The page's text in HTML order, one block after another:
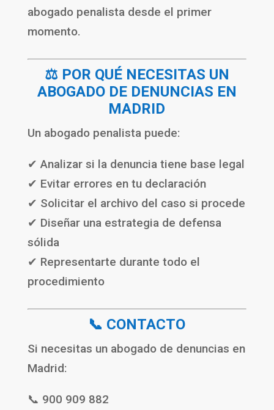
abogado penalista desde el primer
momento.
⚖️ POR QUÉ NECESITAS UN
ABOGADO DE DENUNCIAS EN
MADRID
Un abogado penalista puede:
✔ Analizar si la denuncia tiene base legal
✔ Evitar errores en tu declaración
✔ Solicitar el archivo del caso si procede
✔ Diseñar una estrategia de defensa
sólida
✔ Representarte durante todo el
procedimiento
📞 CONTACTO
Si necesitas un abogado de denuncias en
Madrid:
📞 900 909 882